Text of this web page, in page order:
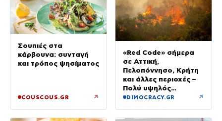
Σουπιές στα
κάρβουνα: συνταγή
και τρόπος ψησίματος
COUSCOUS.GR ↗
«Red Code» σήμερα
σε Αττική,
Πελοπόννησο, Κρήτη
και άλλες περιοχές –
Πολύ υψηλός
κίνδυνος πυρκαγιάς
DIMOCRACY.GR ↗